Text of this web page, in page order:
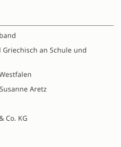
an Schule und
Aretz
Co. KG